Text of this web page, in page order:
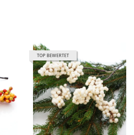
TOP BEWERTET